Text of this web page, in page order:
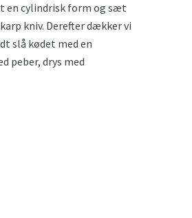
en cylindrisk form og sæt
kniv. Derefter dækker vi
slå kødet med en
peber, drys med